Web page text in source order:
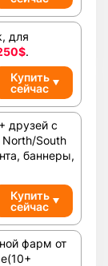
для
.
Купить
сейчас
друзей с
South
баннеры,
Купить
сейчас
фарм от